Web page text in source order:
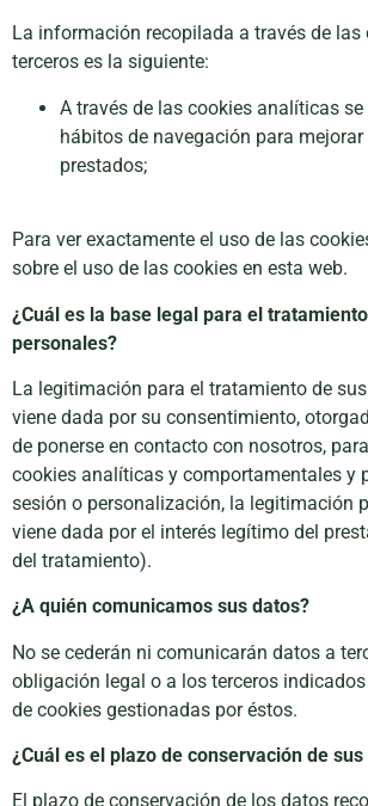
La información recopilada a través de las
terceros es la siguiente:
A través de las cookies analíticas
hábitos de navegación para
prestados;
Para ver exactamente el uso de las
sobre el uso de las cookies en esta web.
¿Cuál es la base legal para el
personales?
La legitimación para el tratamiento de
viene dada por su consentimiento,
de ponerse en contacto con nosotros,
cookies analíticas y comportamentales y
sesión o personalización, la legitimación
viene dada por el interés legítimo del
del tratamiento).
¿A quién comunicamos sus datos?
No se cederán ni comunicarán datos a
obligación legal o a los terceros
de cookies gestionadas por éstos.
¿Cuál es el plazo de conservación de sus
El plazo de conservación de los datos